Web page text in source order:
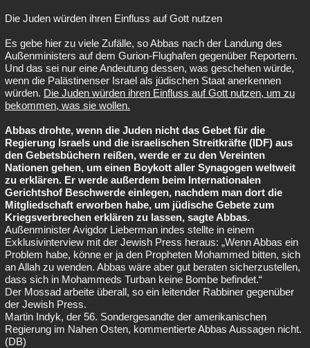
Die Juden würden ihren Einfluss auf Gott nutzen
Es gebe hier zu viele Zufälle, so Abbas nach der Landung des
Außenministers auf dem Gurion-Flughafen gegenüber Reportern.
Und das sei nur eine Andeutung dessen, was geschehen würde,
wenn die Palästinenser Israel als jüdischen Staat anerkennen
würden. Die Juden würden ihren Einfluss auf Gott nutzen, um zu
bekommen, was sie wollen.
Abbas drohte, wenn die Juden nicht das Gebet für die
Regierung Israels und die israelischen Streitkräfte (IDF) aus
den Gebetsbüchern reißen, werde er zu den Vereinten
Nationen gehen, um einen Boykott aller Synagogen weltweit
zu erklären. Er werde außerdem beim Internationalen
Gerichtshof Beschwerde einlegen, nachdem man dort die
Mitgliedschaft erworben habe, um jüdische Gebete zum
Kriegsverbrechen erklären zu lassen, sagte Abbas.
Außenminister Avigdor Lieberman indes stellte in einem
Exklusivinterview mit der Jewish Press heraus: „Wenn Abbas ein
Problem habe, könne er ja den Propheten Mohammed bitten, sich
an Allah zu wenden. Abbas wäre aber gut beraten sicherzustellen,
dass sich in Mohammeds Turban keine Bombe befindet.“
Der Mossad arbeite überall, so ein leitender Rabbiner gegenüber
der Jewish Press.
Martin Indyk, der 56. Sondergesandte der amerikanischen
Regierung im Nahen Osten, kommentierte Abbas Aussagen nicht.
(DB)